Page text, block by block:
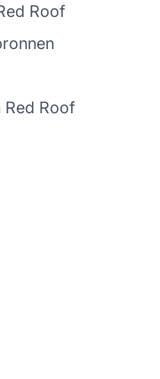
Roof
Roof